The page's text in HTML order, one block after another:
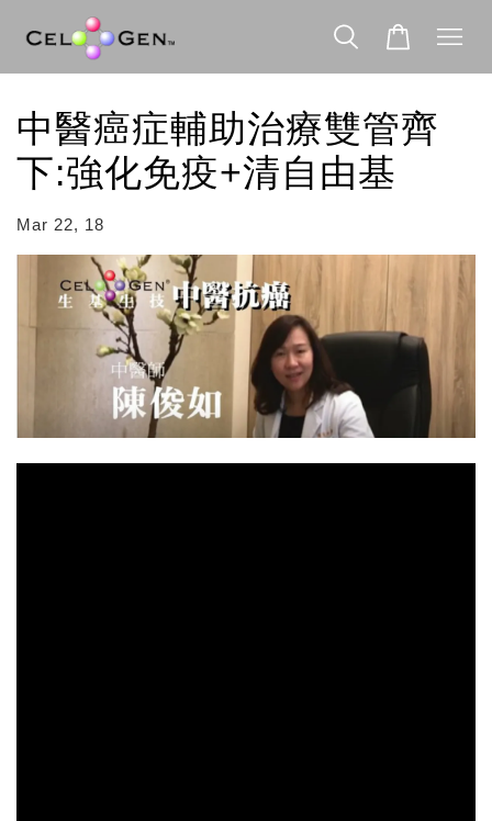
中醫癌症輔助治療雙管齊
下:​強化免疫+清自由基
Mar 22, 18